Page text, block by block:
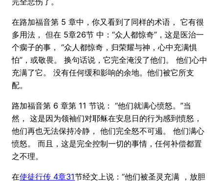
在路加福音第 5 章中，你又看到了同样的术语， 它有很
多用法， 但在 5章26节 中：“众人都惊奇”，这是医治一
个瘸子的事， “众人都惊奇，归荣耀与神，心中充满惧
怕”，或敬畏。 换句话说，它完全淹没了他们。 他们心中
充满了它。 没有任何缓和影响的余地。他们被它所支
配。
路加福音第 6 章第 11 节说： “他们就满心愤怒。”当
然， 这是因为领袖们对耶稣在安息日的行为感到愤怒，
他们再也无法保持冷静， 他们完全怒不可遏。 他们满心
愤怒。 而且，这是完全控制一切的事情，任何补偿都置
之不理。
在使徒行传 4章31节经文上说：“他们被圣灵充满 ，放胆